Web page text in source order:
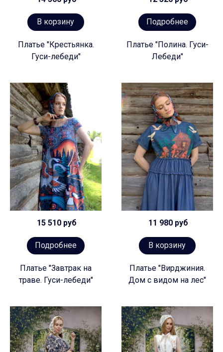
В корзину
Платье "Крестьянка.
Гуси-лебеди"
Подробнее
Платье "Полина. Гуси-
Лебеди"
15 510 руб
Подробнее
Платье "Завтрак на
траве. Гуси-лебеди"
11 980 руб
В корзину
Платье "Вирджиния.
Дом с видом на лес"